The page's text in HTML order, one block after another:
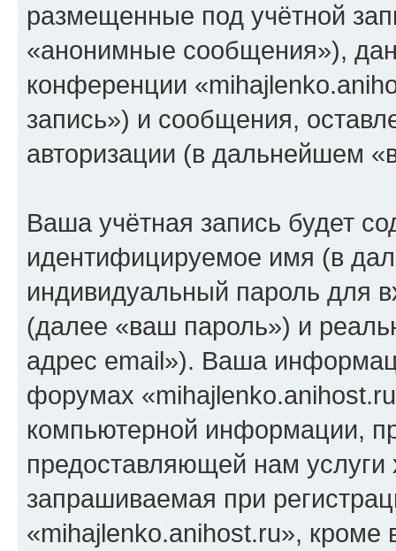
размещенные под учётной
«анонимные сообщения»),
конференции
запись») и сообщения,
авторизации (в дальнейшем
Ваша учётная запись будет
идентифицируемое имя (в
индивидуальный пароль для
(далее «ваш пароль») и
адрес email»). Ваша
форумах
компьютерной информации,
предоставляющей нам
запрашиваемая при
«mihajlenko.anihost.ru», кроме